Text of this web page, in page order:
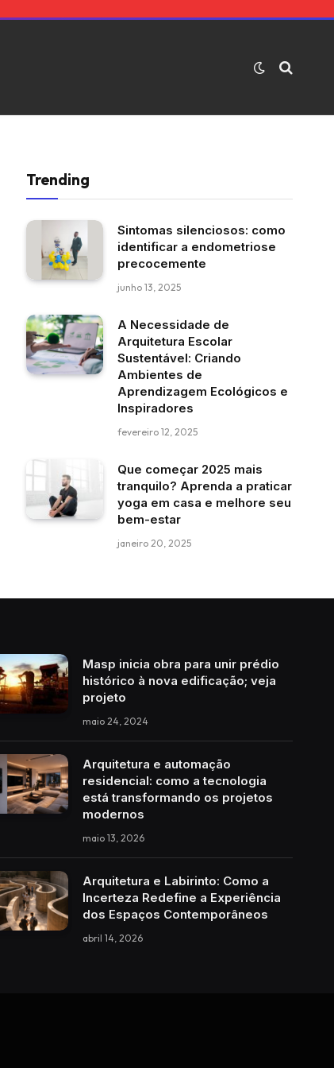
Trending
Sintomas silenciosos: como
identificar a endometriose
precocemente
junho 13, 2025
A Necessidade de
Arquitetura Escolar
Sustentável: Criando
Ambientes de
Aprendizagem Ecológicos e
Inspiradores
fevereiro 12, 2025
Que começar 2025 mais
tranquilo? Aprenda a praticar
yoga em casa e melhore seu
bem-estar
janeiro 20, 2025
Masp inicia obra para unir prédio
histórico à nova edificação; veja
projeto
maio 24, 2024
Arquitetura e automação
residencial: como a tecnologia
está transformando os projetos
modernos
maio 13, 2026
Arquitetura e Labirinto: Como a
Incerteza Redefine a Experiência
dos Espaços Contemporâneos
abril 14, 2026